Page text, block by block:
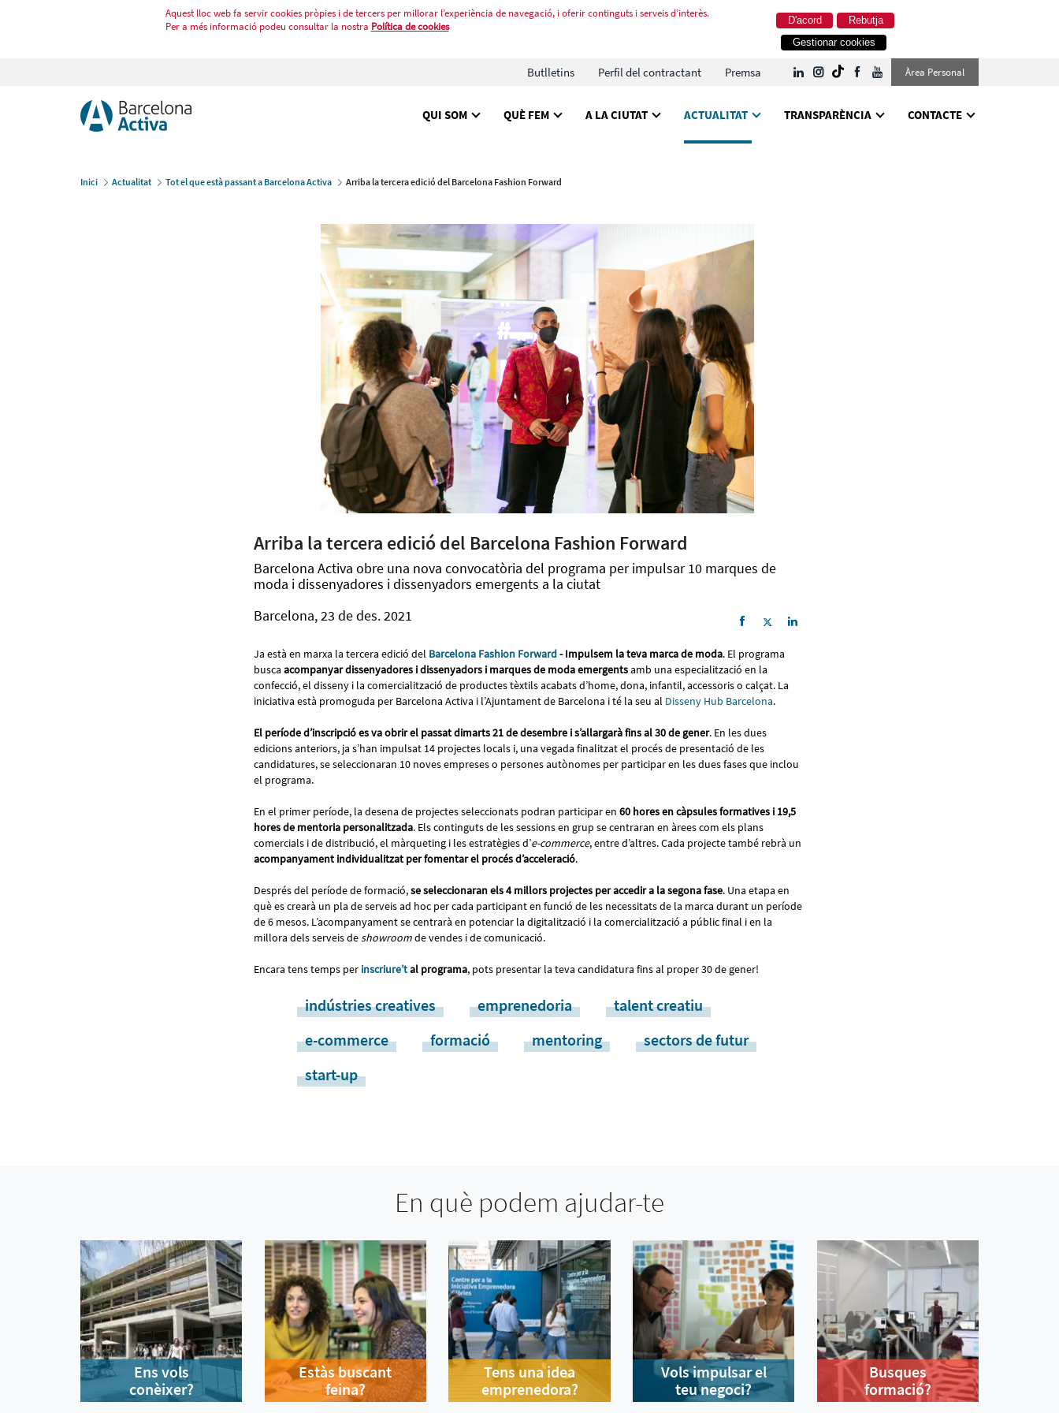
Aquest lloc web fa servir cookies pròpies i de tercers per millorar l’experiència de navegació, i oferir continguts i serveis d’interès.
Per a més informació podeu consultar la nostra Política de cookies Rebutja
D'acord
Gestionar cookies
Butlletins Perfil del contractant Premsa Àrea Personal
QUI SOM QUÈ FEM A LA CIUTAT ACTUALITAT TRANSPARÈNCIA CONTACTE
Inici Actualitat Tot el que està passant a Barcelona Activa Arriba la tercera edició del Barcelona Fashion Forward
Arriba la tercera edició del Barcelona Fashion Forward
Barcelona Activa obre una nova convocatòria del programa per impulsar 10 marques de
moda i dissenyadores i dissenyadors emergents a la ciutat
Barcelona, 23 de des. 2021
Ja està en marxa la tercera edició del Barcelona Fashion Forward- Impulsem la teva marca de moda. El programa
busca acompanyar dissenyadores i dissenyadors i marques de moda emergentsamb una especialització en la
confecció, el disseny i la comercialització de productes tèxtils acabats d’home, dona, infantil, accessoris o calçat. La
iniciativa està promoguda per Barcelona Activa i l’Ajuntament de Barcelona i té la seu al Disseny Hub Barcelona.
El període d’inscripció es va obrir el passat dimarts 21 de desembre i s’allargarà fins al 30 de gener. En les dues
edicions anteriors, ja s’han impulsat 14 projectes locals i, una vegada finalitzat el procés de presentació de les
candidatures, se seleccionaran 10 noves empreses o persones autònomes per participar en les dues fases que inclou
el programa.
En el primer període, la desena de projectes seleccionats podran participar en 60 hores en càpsules formatives i 19,5
hores de mentoria personalitzada. Els continguts de les sessions en grup se centraran en àrees com els plans
comercials i de distribució, el màrqueting i les estratègies d’e-commerce, entre d’altres. Cada projecte també rebrà un
acompanyament individualitzat per fomentar el procés d’acceleració.
Després del període de formació,se seleccionaran els 4 millors projectes per accedir a la segona fase. Una etapa en
què es crearà un pla de serveis ad hoc per cada participant en funció de les necessitats de la marca durant un període
de 6 mesos. L’acompanyament se centrarà en potenciar la digitalització i la comercialització a públic final i en la
millora dels serveis deshowroomde vendes i de comunicació.
Encara tens temps per inscriure’tal programa, pots presentar la teva candidatura fins al proper 30 de gener!
indústries creatives emprenedoria
talent creatiu
e-commerce
formació mentoring
sectors de futur
start-up
En què podem ajudar-te
Ens vols
conèixer?
Estàs buscant
feina?
Tens una idea
emprenedora?
Vols impulsar el
teu negoci?
Busques
formació?